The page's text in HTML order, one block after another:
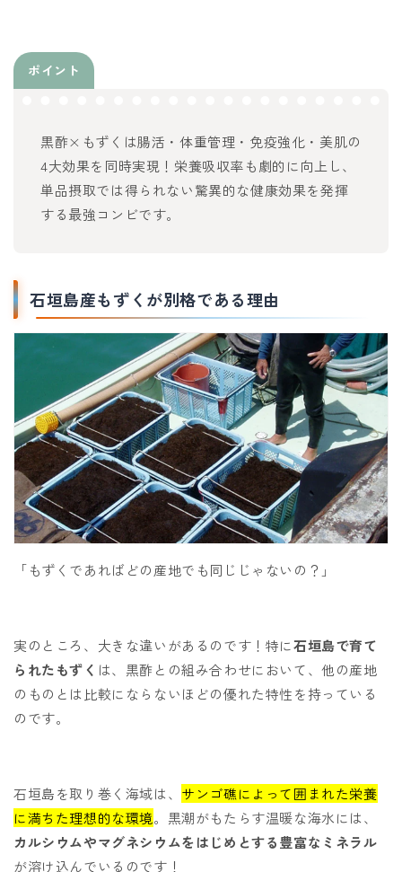
ポイント
黒酢×もずくは腸活・体重管理・免疫強化・美肌の
4大効果を同時実現！栄養吸収率も劇的に向上し、
単品摂取では得られない驚異的な健康効果を発揮
する最強コンビです。
石垣島産もずくが別格である理由
「もずくであればどの産地でも同じじゃないの？」
実のところ、大きな違いがあるのです！特に石垣島で育て
られたもずく は、黒酢との組み合わせにおいて、他の産地
のものとは比較にならないほどの優れた特性を持っている
のです。
石垣島を取り巻く海域は、 サンゴ礁によって囲まれた栄養
に満ちた理想的な環境。黒潮がもたらす温暖な海水には、
カルシウムやマグネシウムをはじめとする豊富なミネラル
が溶け込んでいるのです！